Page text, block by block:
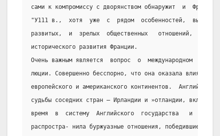
сами к компромиссу с дворянством обнаружит  и
"У111 в.,  хотя  уже  с  рядом  особенностей,
развитых,  и  зрелых  общественных   отношений,
исторического развития Франции.
Очень важным является  вопрос  о  международном
люции. Совершенно бесспорно, что она оказала влияние
европейского и американского континентов.  Английская
судьбы соседних стран – Ирландии и »отландии,
время  в  систему  Английского  государства   и
распростра- нила буржуазные отношения, победившие  в